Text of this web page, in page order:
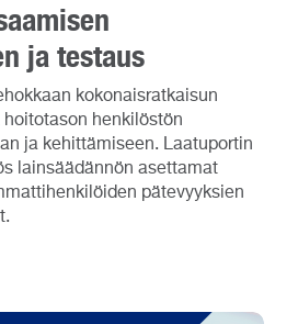
ja testaus
kokonaisratkaisun
henkilöstön
ja kehittämiseen. Laatuportin
lainsäädännön asettamat
pätevyyksien